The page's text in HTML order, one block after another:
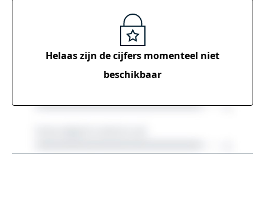
Helaas zijn de cijfers momenteel niet
beschikbaar